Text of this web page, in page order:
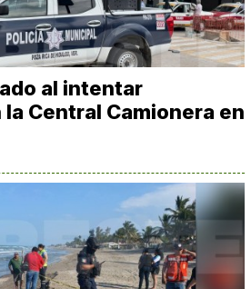
al intentar
la Central Camionera en